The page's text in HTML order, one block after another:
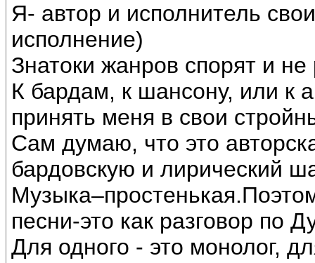
Я- автор и исполнитель
исполнение)
Знатоки жанров спорят и
К бардам, к шансону, или к
принять меня в свои
Сам думаю, что это
бардовскую и лирический
песни-это как разговор по
Для одного - это монолог,